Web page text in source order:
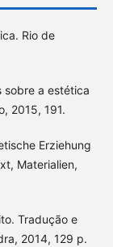
Rio de
sobre a estética
2015, 191.
Erziehung
Materialien,
Tradução e
2014, 129 p.